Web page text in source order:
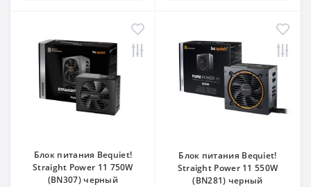
Блок питания Bequiet!
Straight Power 11 750W
(BN307) черный
Блок питания Bequiet!
Straight Power 11 550W
(BN281) черный